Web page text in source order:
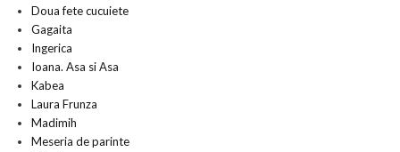
Doua fete cucuiete
Gagaita
Ingerica
Ioana. Asa si Asa
Kabea
Laura Frunza
Madimih
Meseria de parinte